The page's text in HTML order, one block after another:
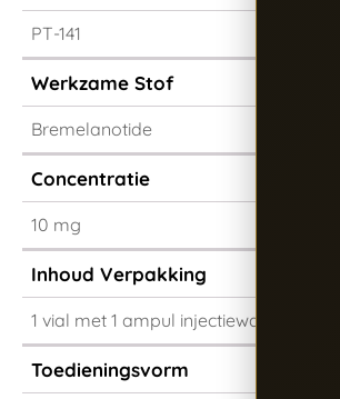
PT-141
Werkzame Stof
Bremelanotide
Concentratie
10 mg
Inhoud Verpakking
1 vial met 1 ampul injectiewater
Toedieningsvorm